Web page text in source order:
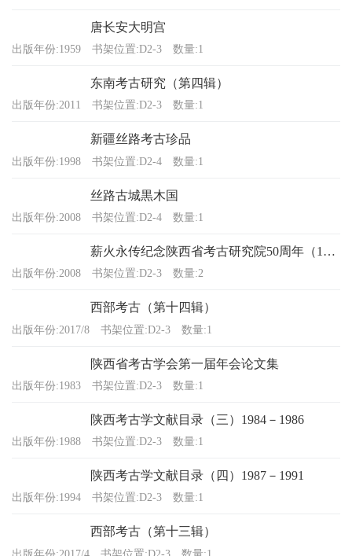
唐长安大明宫
出版年份:1959 书架位置:D2-3 数量:1
东南考古研究（第四辑）
出版年份:2011 书架位置:D2-3 数量:1
新疆丝路考古珍品
出版年份:1998 书架位置:D2-4 数量:1
丝路古城黒木国
出版年份:2008 书架位置:D2-4 数量:1
薪火永传纪念陕西省考古研究院50周年（1958-2008）
出版年份:2008 书架位置:D2-3 数量:2
西部考古（第十四辑）
出版年份:2017/8 书架位置:D2-3 数量:1
陕西省考古学会第一届年会论文集
出版年份:1983 书架位置:D2-3 数量:1
陕西考古学文献目录（三）1984－1986
出版年份:1988 书架位置:D2-3 数量:1
陕西考古学文献目录（四）1987－1991
出版年份:1994 书架位置:D2-3 数量:1
西部考古（第十三辑）